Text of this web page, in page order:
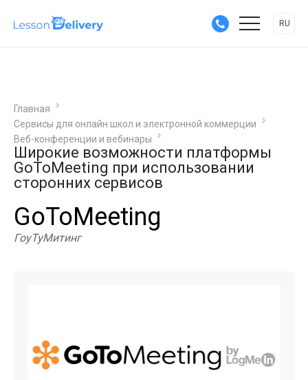
RU
Главная
Сервисы для онлайн школ и электронной коммерции
Веб-конференции и вебинары
Широкие возможности платформы
GoToMeeting при использовании
сторонних сервисов
GoToMeeting
ГоуТуМитинг